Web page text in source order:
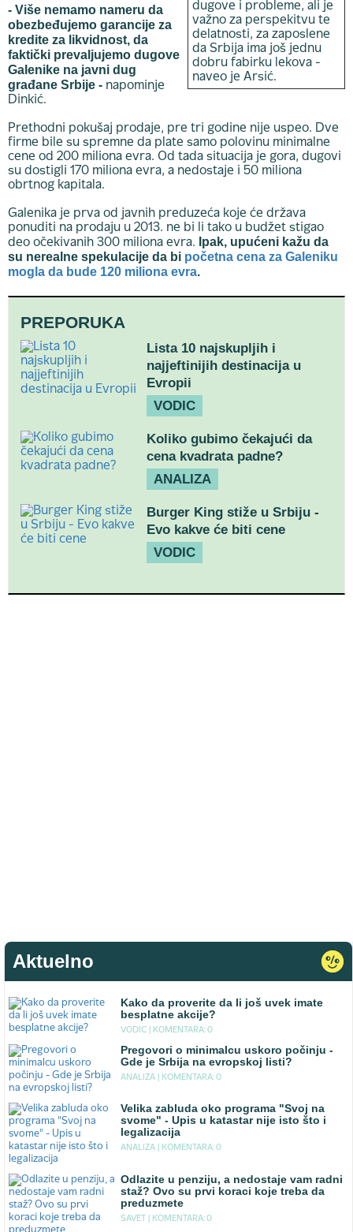
dugove i probleme, ali je
važno za perspekitvu te
delatnosti, za zaposlene
da Srbija ima još jednu
dobru fabirku lekova -
naveo je Arsić.
- Više nemamo nameru da
obezbeđujemo garancije za
kredite za likvidnost, da
faktički prevaljujemo dugove
Galenike na javni dug
građane Srbije - napominje
Dinkić.
Prethodni pokušaj prodaje, pre tri godine nije uspeo. Dve
firme bile su spremne da plate samo polovinu minimalne
cene od 200 miliona evra. Od tada situacija je gora, dugovi
su dostigli 170 miliona evra, a nedostaje i 50 miliona
obrtnog kapitala.
Galenika je prva od javnih preduzeća koje će država
ponuditi na prodaju u 2013. ne bi li tako u budžet stigao
deo očekivanih 300 miliona evra.
Ipak, upućeni kažu da
su nerealne spekulacije da bi početna cena za Galeniku
mogla da bude 120 miliona evra.
PREPORUKA
Lista 10 najskupljih i
najjeftinijih destinacija u
Evropii
VODIC
Koliko gubimo čekajući da
cena kvadrata padne?
ANALIZA
Burger King stiže u Srbiju -
Evo kakve će biti cene
VODIC
Aktuelno
Kako da proverite da li još uvek imate
besplatne akcije?
VODIC | KOMENTARA: 0
Pregovori o minimalcu uskoro počinju -
Gde je Srbija na evropskoj listi?
ANALIZA | KOMENTARA: 0
Velika zabluda oko programa "Svoj na
svome" - Upis u katastar nije isto što i
legalizacija
ANALIZA | KOMENTARA: 0
Odlazite u penziju, a nedostaje vam radni
staž? Ovo su prvi koraci koje treba da
preduzmete
SAVET | KOMENTARA: 0